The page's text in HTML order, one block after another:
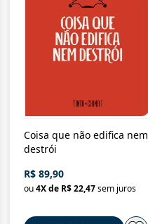
Coisa que não edifica nem
destrói
R$ 89,90
ou4X de R$ 22,47sem juros